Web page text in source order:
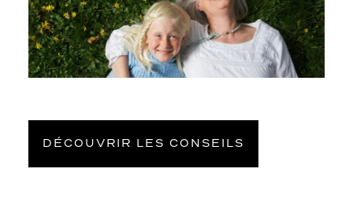
DÉCOUVRIR LES CONSEILS